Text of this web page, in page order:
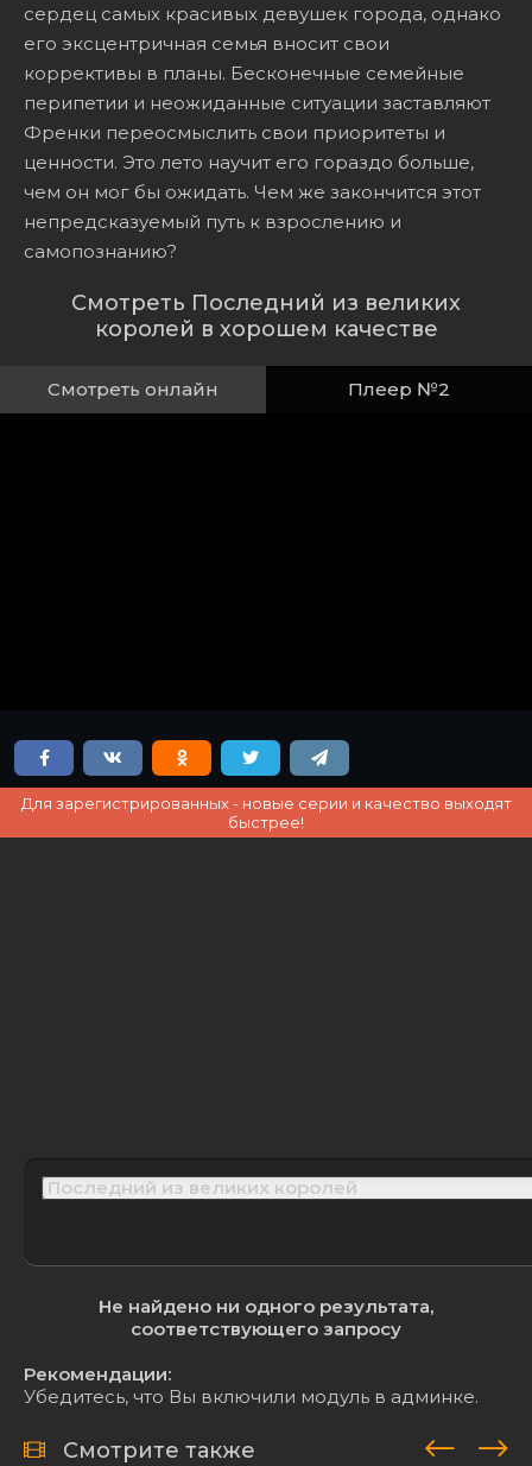
сердец самых красивых девушек города, однако
его эксцентричная семья вносит свои
коррективы в планы. Бесконечные семейные
перипетии и неожиданные ситуации заставляют
Френки переосмыслить свои приоритеты и
ценности. Это лето научит его гораздо больше,
чем он мог бы ожидать. Чем же закончится этот
непредсказуемый путь к взрослению и
самопознанию?
Смотреть Последний из великих
королей в хорошем качестве
Смотреть онлайн Плеер №2
Для зарегистрированных - новые серии и качество выходят
быстрее!
Не найдено ни одного результата,
соответствующего запросу
Рекомендации:
Убедитесь, что Вы включили модуль в админке.
Смотрите также